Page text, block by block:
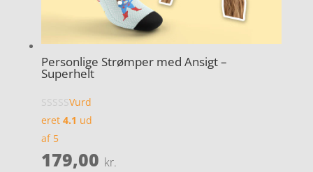
Personlige Strømper med Ansigt –
Superhelt
Vurd
eret 4.1 ud
af 5
179,00 kr.